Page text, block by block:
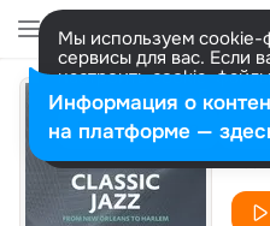
Мы используем cookie-
сервисы для вас. Если
настроить cookie-
представитель.
Разрешить все
Информация о
на платформе —